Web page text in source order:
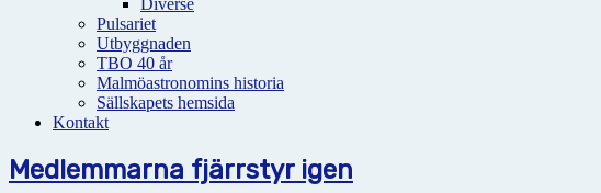
Diverse
Pulsariet
Utbyggnaden
TBO 40 år
Malmöastronomins historia
Sällskapets hemsida
Kontakt
Medlemmarna fjärrstyr igen